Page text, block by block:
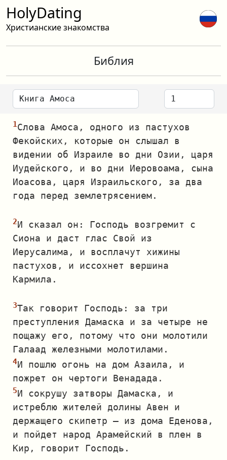
HolyDating
Христианские знакомства
Библия
Слова Амоса, одного из пастухов
Фекойских, которые он слышал в
видении об Израиле во дни Озии, царя
Иудейского, и во дни Иеровоама, сына
Иоасова, царя Израильского, за два
года перед землетрясением.
И сказал он: Господь возгремит с
Сиона и даст глас Свой из
Иерусалима, и восплачут хижины
пастухов, и иссохнет вершина
Кармила.
Так говорит Господь: за три
преступления Дамаска и за четыре не
пощажу его, потому что они молотили
Галаад железными молотилами.
И пошлю огонь на дом Азаила, и
пожрет он чертоги Венадада.
И сокрушу затворы Дамаска, и
истреблю жителей долины Авен и
держащего скипетр — из дома Еденова,
и пойдет народ Арамейский в плен в
Кир, говорит Господь.